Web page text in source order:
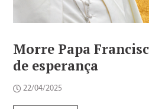
Morre Papa
de esperança
22/04/2025